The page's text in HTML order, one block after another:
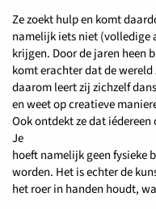
Ze zoekt hulp en komt
namelijk iets niet (volledige
krijgen. Door de jaren heen
komt erachter dat de
daarom leert zij zichzelf
en weet op creatieve
Ook ontdekt ze dat
Je
hoeft namelijk geen fysieke
worden. Het is echter de
het roer in handen houdt,